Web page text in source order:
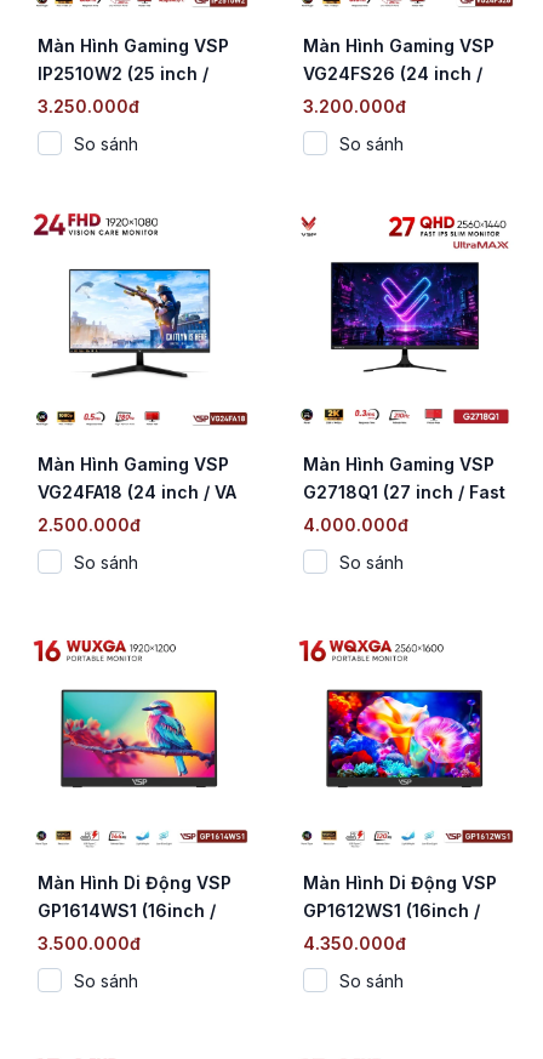
Màn Hình Gaming VSP
IP2510W2 (25 inch /
Fast IPS / FHD / 260Hz /
0.3ms)
3.250.000đ
So sánh
Màn Hình Gaming VSP
VG24FS26 (24 inch /
IPS / FHD / 260Hz /
0.5ms)
3.200.000đ
So sánh
Màn Hình Gaming VSP
VG24FA18 (24 inch / VA
/ FHD / 180Hz / 0.5ms)
2.500.000đ
So sánh
Màn Hình Gaming VSP
G2718Q1 (27 inch / Fast
IPS / 2K QHD / 210Hz /
0.3ms)
4.000.000đ
So sánh
Màn Hình Di Động VSP
GP1614WS1 (16inch /
IPS / WUXGA / 144Hz /
1ms / Non-Touch)
3.500.000đ
So sánh
Màn Hình Di Động VSP
GP1612WS1 (16inch /
IPS / WQXGA / 120Hz /
1ms / non-Touch)
4.350.000đ
So sánh